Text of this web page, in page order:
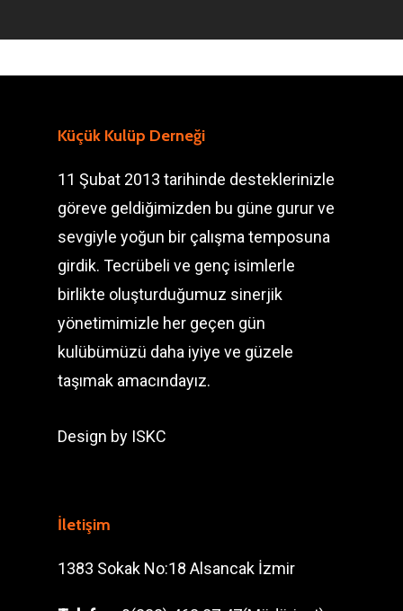
Küçük Kulüp Derneği
11 Şubat 2013 tarihinde desteklerinizle
göreve geldiğimizden bu güne gurur ve
sevgiyle yoğun bir çalışma temposuna
girdik. Tecrübeli ve genç isimlerle
birlikte oluşturduğumuz sinerjik
yönetimimizle her geçen gün
kulübümüzü daha iyiye ve güzele
taşımak amacındayız.
Design by ISKC
İletişim
1383 Sokak No:18 Alsancak İzmir